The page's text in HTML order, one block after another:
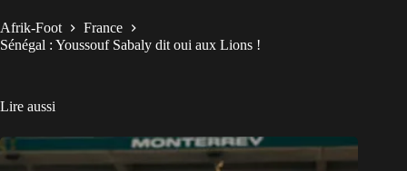
Afrik-Foot
France
Sénégal : Youssouf Sabaly dit oui aux Lions !
Lire aussi